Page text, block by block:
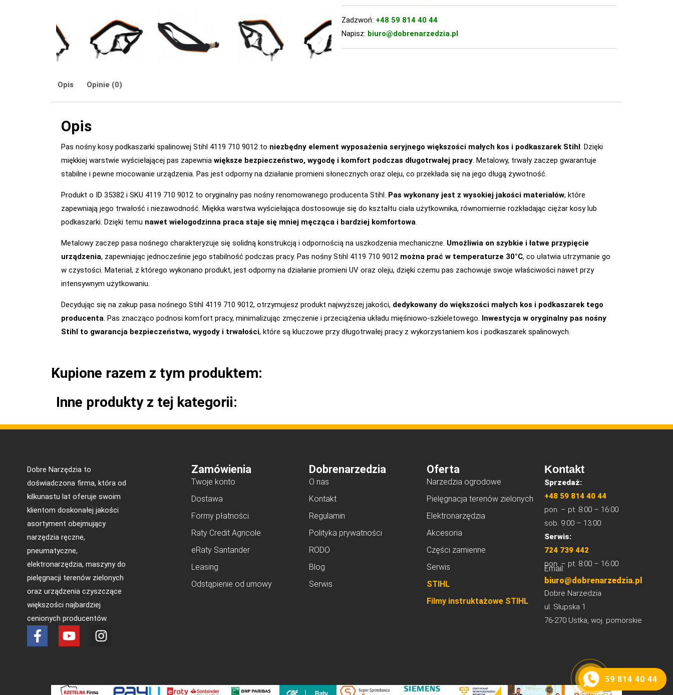
Zadzwoń: +48 59 814 40 44
Napisz: biuro@dobrenarzedzia.pl
Opis Opinie (0)
Opis
Pas nośny kosy podkaszarki spalinowej Stihl 4119 710 9012 to niezbędny element wyposażenia seryjnego większości małych kos i podkaszarek Stihl. Dzięki
miękkiej warstwie wyściełającej pas zapewnia większe bezpieczeństwo, wygodę i komfort podczas długotrwałej pracy. Metalowy, trwały zaczep gwarantuje
stabilne i pewne mocowanie urządzenia. Pas jest odporny na działanie promieni słonecznych oraz oleju, co przekłada się na jego długą żywotność.
Produkt o ID 35382 i SKU 4119 710 9012 to oryginalny pas nośny renomowanego producenta Stihl. Pas wykonany jest z wysokiej jakości materiałów, które
zapewniają jego trwałość i niezawodność. Miękka warstwa wyściełająca dostosowuje się do kształtu ciała użytkownika, równomiernie rozkładając ciężar kosy lub
podkaszarki. Dzięki temu nawet wielogodzinna praca staje się mniej męcząca i bardziej komfortowa.
Metalowy zaczep pasa nośnego charakteryzuje się solidną konstrukcją i odpornością na uszkodzenia mechaniczne. Umożliwia on szybkie i łatwe przypięcie
urządzenia, zapewniając jednocześnie jego stabilność podczas pracy. Pas nośny Stihl 4119 710 9012 można prać w temperaturze 30°C, co ułatwia utrzymanie go
w czystości. Materiał, z którego wykonano produkt, jest odporny na działanie promieni UV oraz oleju, dzięki czemu pas zachowuje swoje właściwości nawet przy
intensywnym użytkowaniu.
Decydując się na zakup pasa nośnego Stihl 4119 710 9012, otrzymujesz produkt najwyższej jakości, dedykowany do większości małych kos i podkaszarek tego
producenta. Pas znacząco podnosi komfort pracy, minimalizując zmęczenie i przeciążenia układu mięśniowo-szkieletowego. Inwestycja w oryginalny pas nośny
Stihl to gwarancja bezpieczeństwa, wygody i trwałości, które są kluczowe przy długotrwałej pracy z wykorzystaniem kos i podkaszarek spalinowych.
Kupione razem z tym produktem:
Inne produkty z tej kategorii:
Dobre Narzędzia to
doświadczona firma, która od
kilkunastu lat oferuje swoim
klientom doskonałej jakości
asortyment obejmujący
narzędzia ręczne,
pneumatyczne,
elektronarzędzia, maszyny do
pielęgnacji terenów zielonych
oraz urządzenia czyszczące
większości najbardziej
cenionych producentów.
Zamówienia
Twoje konto
Dostawa
Formy płatności
Raty Credit Agricole
eRaty Santander
Leasing
Odstąpienie od umowy
Dobrenarzedzia
O nas
Kontakt
Regulamin
Polityka prywatności
RODO
Blog
Serwis
Oferta
Narzedzia ogrodowe
Pielęgnacja terenów zielonych
Elektronarzędzia
Akcesoria
Części zamienne
Serwis
STIHL
Filmy instruktażowe STIHL
Kontakt
Sprzedaż:
+48 59 814 40 44
pon. – pt. 8:00 – 16:00
sob. 9:00 – 13:00
Serwis:
724 739 442
pon. – pt. 8:00 – 16:00
Email:
biuro@dobrenarzedzia.pl
Dobre Narzedzia
ul. Słupska 1
76-270 Ustka, woj. pomorskie
59 814 40 44